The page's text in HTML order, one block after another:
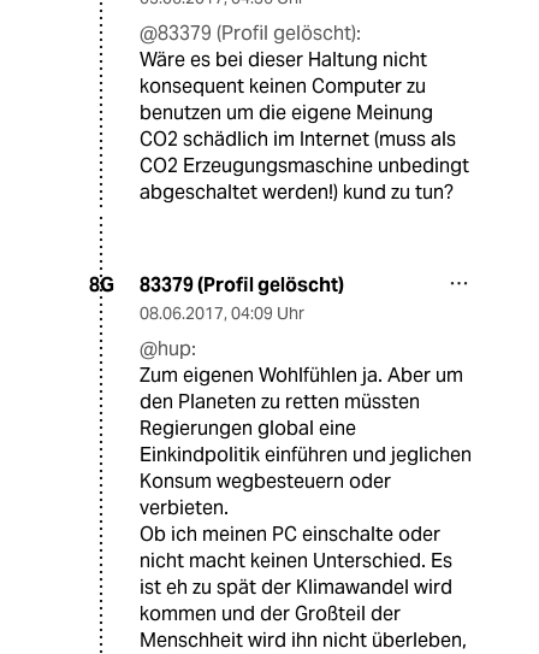
@83379 (Profil gelöscht):
Wäre es bei dieser Haltung nicht
konsequent keinen Computer zu
benutzen um die eigene Meinung
CO2 schädlich im Internet (muss als
CO2 Erzeugungsmaschine unbedingt
abgeschaltet werden!) kund zu tun?
8G 83379 (Profil gelöscht)
08.06.2017, 04:09 Uhr
@hup:
Zum eigenen Wohlfühlen ja. Aber um
den Planeten zu retten müssten
Regierungen global eine
Einkindpolitik einführen und jeglichen
Konsum wegbesteuern oder
verbieten.
Ob ich meinen PC einschalte oder
nicht macht keinen Unterschied. Es
ist eh zu spät der Klimawandel wird
kommen und der Großteil der
Menschheit wird ihn nicht überleben,